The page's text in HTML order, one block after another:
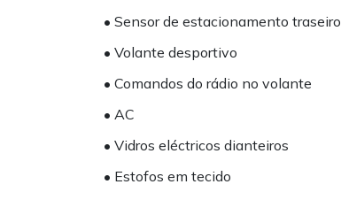
• Sensor de estacionamento traseiro
• Volante desportivo
• Comandos do rádio no volante
• AC
• Vidros eléctricos dianteiros
• Estofos em tecido